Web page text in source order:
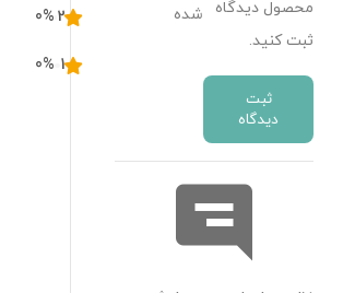
محصول دیدگاه
ثبت کنید.
ثبت
دیدگاه
شده
2
0%
1
0%